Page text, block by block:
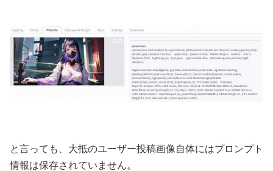
と言っても、大抵のユーザー投稿画像自体にはプロンプト
情報は保存されていません。